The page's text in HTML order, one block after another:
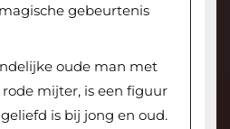
gebeurtenis
oude man met
mijter, is een figuur
is bij jong en oud.